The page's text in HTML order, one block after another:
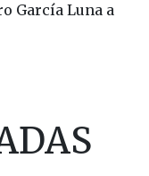
García Luna a